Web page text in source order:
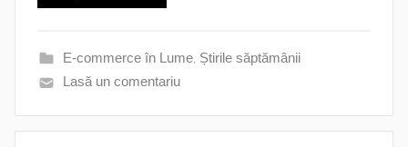
E-commerce în Lume, Știrile săptămânii
Lasă un comentariu